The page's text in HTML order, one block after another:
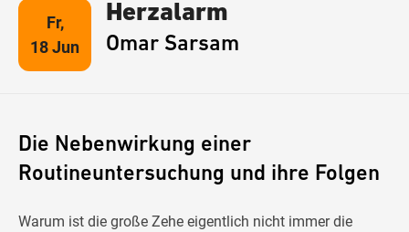
Fr,
18 Jun
Herzalarm
Omar Sarsam
Die Nebenwirkung einer
Routineuntersuchung und ihre Folgen
Warum ist die große Zehe eigentlich nicht immer die